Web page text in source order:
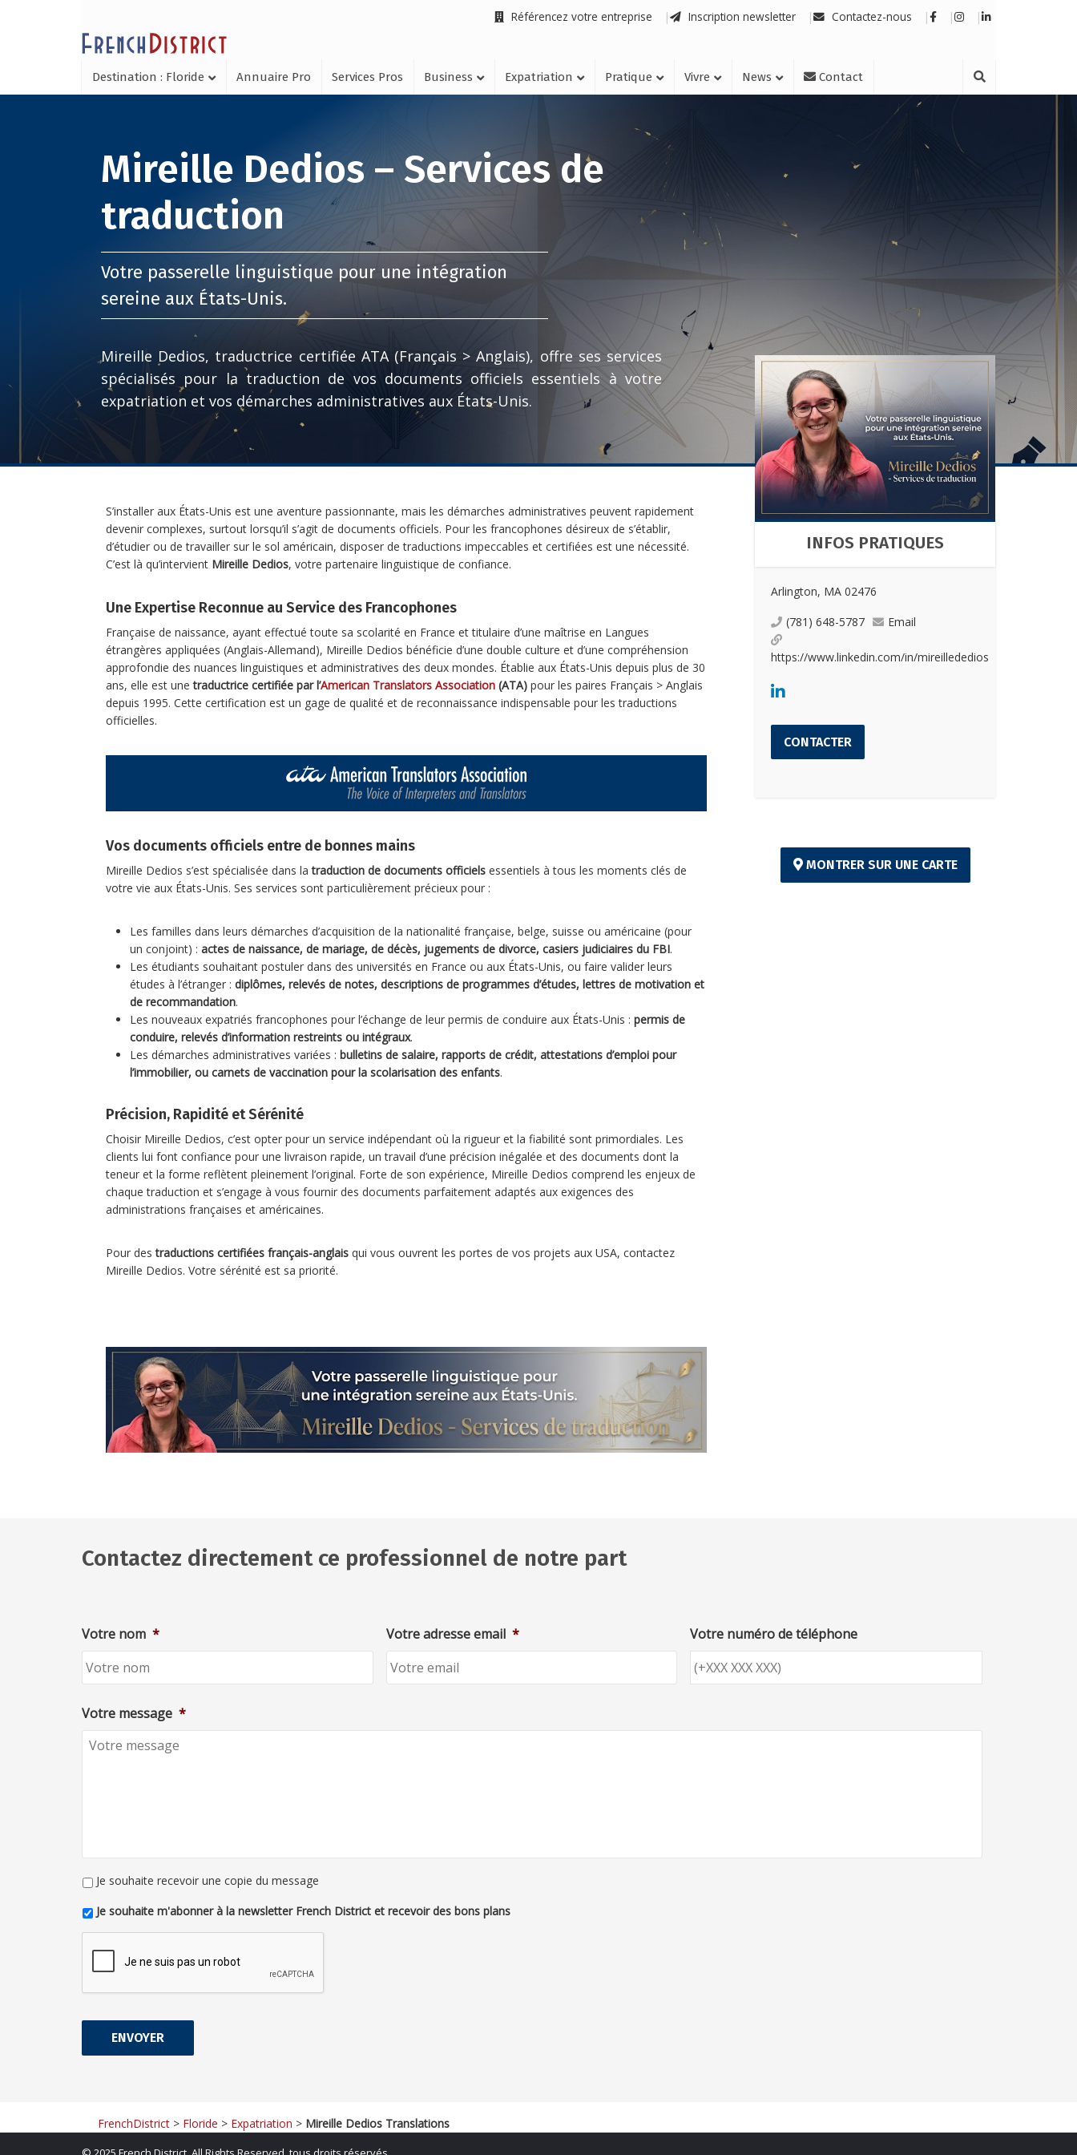
Référencez votre entreprise Inscription newsletter Contactez-nous
Destination : Floride Annuaire Pro Services Pros Business Expatriation Pratique Vivre News Contact
Mireille Dedios – Services de
traduction
Votre passerelle linguistique pour une intégration
sereine aux États-Unis.
Mireille Dedios, traductrice certifiée ATA (Français > Anglais), offre ses services
spécialisés pour la traduction de vos documents officiels essentiels à votre
expatriation et vos démarches administratives aux États-Unis.
S’installer aux États-Unis est une aventure passionnante, mais les démarches administratives peuvent rapidement
devenir complexes, surtout lorsqu’il s’agit de documents officiels. Pour les francophones désireux de s’établir,
d’étudier ou de travailler sur le sol américain, disposer de traductions impeccables et certifiées est une nécessité.
C’est là qu’intervient Mireille Dedios, votre partenaire linguistique de confiance.
Une Expertise Reconnue au Service des Francophones
Française de naissance, ayant effectué toute sa scolarité en France et titulaire d’une maîtrise en Langues
étrangères appliquées (Anglais-Allemand), Mireille Dedios bénéficie d’une double culture et d’une compréhension
approfondie des nuances linguistiques et administratives des deux mondes. Établie aux États-Unis depuis plus de 30
ans, elle est unetraductrice certifiée par l’American Translators Association (ATA) pour les paires Français > Anglais
depuis 1995. Cette certification est un gage de qualité et de reconnaissance indispensable pour les traductions
officielles.
Vos documents officiels entre de bonnes mains
Mireille Dedios s’est spécialisée dans latraduction de documents officiels essentiels à tous les moments clés de
votre vie aux États-Unis. Ses services sont particulièrement précieux pour :
Les familles dans leurs démarches d’acquisition de la nationalité française, belge, suisse ou américaine (pour
un conjoint) : actes de naissance, de mariage, de décès, jugements de divorce, casiers judiciaires du FBI.
Les étudiants souhaitant postuler dans des universités en France ou aux États-Unis, ou faire valider leurs
études à l’étranger : diplômes, relevés de notes, descriptions de programmes d’études, lettres de motivation et
de recommandation.
Les nouveaux expatriés francophones pour l’échange de leur permis de conduire aux États-Unis : permis de
conduire, relevés d’information restreints ou intégraux.
Les démarches administratives variées : bulletins de salaire, rapports de crédit, attestations d’emploi pour
l’immobilier, ou carnets de vaccination pour la scolarisation des enfants.
Précision, Rapidité et Sérénité
Choisir Mireille Dedios, c’est opter pour un service indépendant où la rigueur et la fiabilité sont primordiales. Les
clients lui font confiance pour une livraison rapide, un travail d’une précision inégalée et des documents dont la
teneur et la forme reflètent pleinement l’original. Forte de son expérience, Mireille Dedios comprend les enjeux de
chaque traduction et s’engage à vous fournir des documents parfaitement adaptés aux exigences des
administrations françaises et américaines.
Pour destraductions certifiées français-anglais qui vous ouvrent les portes de vos projets aux USA, contactez
Mireille Dedios. Votre sérénité est sa priorité.
INFOS PRATIQUES
Arlington, MA 02476
(781) 648-5787
Email
https://www.linkedin.com/in/mireillededios
CONTACTER
MONTRER SUR UNE CARTE
Contactez directement ce professionnel de notre part
Votre nom * Votre adresse email * Votre numéro de téléphone
Votre message *
Je souhaite recevoir une copie du message
Je souhaite m'abonner à la newsletter French District et recevoir des bons plans
FrenchDistrict > Floride > Expatriation > Mireille Dedios Translations